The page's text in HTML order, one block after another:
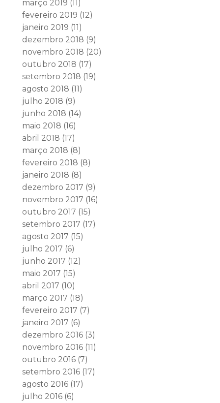
março 2019 (11)
fevereiro 2019 (12)
janeiro 2019 (11)
dezembro 2018 (9)
novembro 2018 (20)
outubro 2018 (17)
setembro 2018 (19)
agosto 2018 (11)
julho 2018 (9)
junho 2018 (14)
maio 2018 (16)
abril 2018 (17)
março 2018 (8)
fevereiro 2018 (8)
janeiro 2018 (8)
dezembro 2017 (9)
novembro 2017 (16)
outubro 2017 (15)
setembro 2017 (17)
agosto 2017 (15)
julho 2017 (6)
junho 2017 (12)
maio 2017 (15)
abril 2017 (10)
março 2017 (18)
fevereiro 2017 (7)
janeiro 2017 (6)
dezembro 2016(3)
novembro 2016(11)
outubro 2016(7)
setembro 2016(17)
agosto 2016(17)
julho 2016(6)